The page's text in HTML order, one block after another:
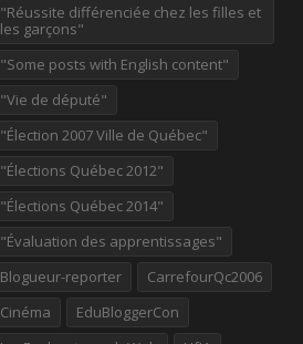
"Réussite différenciée chez les filles et
les garçons"
"Some posts with English content"
"Vie de député"
"Élection 2007 Ville de Québec"
"Élections Québec 2012"
"Élections Québec 2014"
"Évaluation des apprentissages"
Blogueur-reporter
CarrefourQc2006
Cinéma
EduBloggerCon